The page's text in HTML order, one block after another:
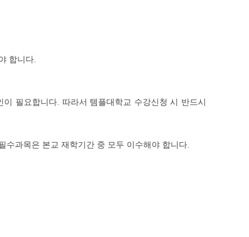
합니다.
필요합니다. 따라서 템플대학교 수강신청 시 반드시
수과목은 본교 재학기간 중 모두 이수해야 합니다.